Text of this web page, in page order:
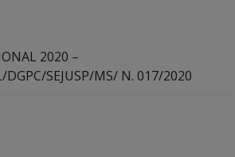
2020 –
DGPC/SEJUSP/MS/ N. 017/2020